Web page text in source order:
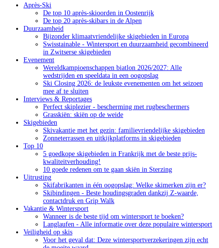
Après-Ski
De top 10 après-skioorden in Oostenrijk
De top 20 après-skibars in de Alpen
Duurzaamheid
Bijzonder klimaatvriendelijke skigebieden in Europa
Swisstainable - Wintersport en duurzaamheid gecombineerd
in Zwitserse skigebieden
Evenement
Wereldkampioenschappen biatlon 2026/2027: Alle
wedstrijden en speeldata in een oogopslag
Ski Closing 2026: de leukste evenementen om het seizoen
mee af te sluiten
Interviews & Reportages
Perfect skiplezier - bescherming met rugbeschermers
Grasskiën: skiën op de weide
Skigebieden
Skivakantie met het gezin: familievriendelijke skigebieden
Zonneterrassen en uitkijkplatforms in skigebieden
Top 10
5 goedkope skigebieden in Frankrijk met de beste prijs-
kwaliteitverhouding!
10 goede redenen om te gaan skiën in Sterzing
Uitrusting
Skifabrikanten in één oogopslag: Welke skimerken zijn er?
Skibindingen - Beste houdingsgraden dankzij Z-waarde,
contactdruk en Grip Walk
Vakantie & Wintersport
Wanneer is de beste tijd om wintersport te boeken?
Langlaufen - Alle informatie over deze populaire wintersport
Veiligheid op skis
Voor het geval dat: Deze wintersportverzekeringen zijn echt